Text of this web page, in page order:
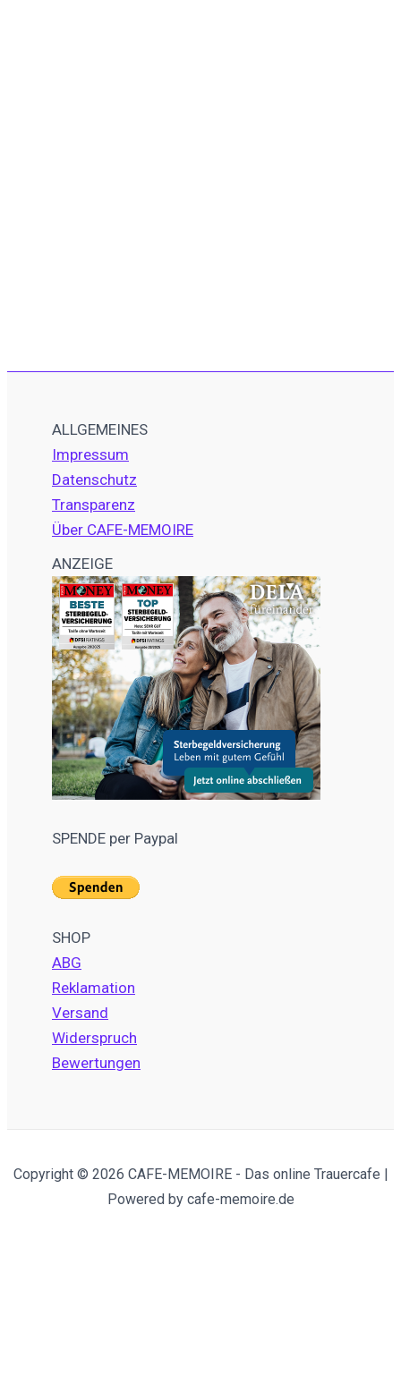
ALLGEMEINES
Impressum
Datenschutz
Transparenz
Über CAFE-MEMOIRE
ANZEIGE
SPENDE per Paypal
SHOP
ABG
Reklamation
Versand
Widerspruch
Bewertungen
Copyright © 2026 CAFE-MEMOIRE - Das online Trauercafe |
Powered by cafe-memoire.de